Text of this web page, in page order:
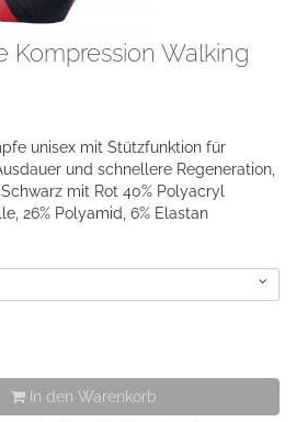
Kompression Walking
unisex mit Stützfunktion für
und schnellere Regeneration,
mit Rot 40% Polyacryl
26% Polyamid, 6% Elastan
In den Warenkorb